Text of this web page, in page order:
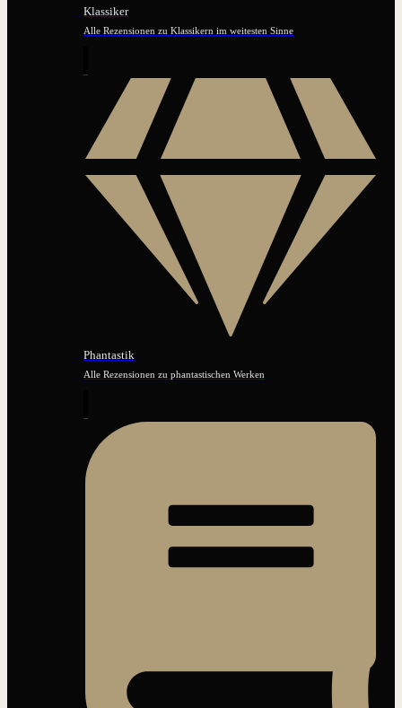
Klassiker
Alle Rezensionen zu Klassikern im weitesten Sinne
Phantastik
Alle Rezensionen zu phantastischen Werken